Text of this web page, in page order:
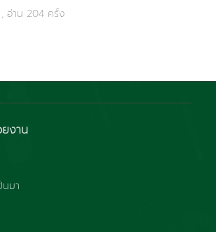
อ่าน 204 ครั้ง
งาน
นมา